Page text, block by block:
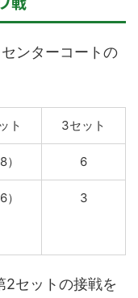
ンターコートの
ト 3セット
6
3
2セットの接戦を